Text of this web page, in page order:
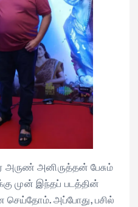
அருண் அனிருத்தன் பேசும்
முன் இந்தப் படத்தின்
செய்தோம். அப்போது, பசில்